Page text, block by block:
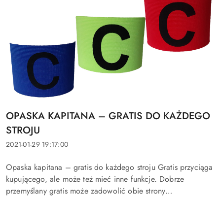
Tytuł
artykułu:
OPASKA KAPITANA – GRATIS DO KAŻDEGO
STROJU
Data
2021-01-29 19:17:00
Treść
artykułu:
Opaska kapitana – gratis do każdego stroju Gratis przyciąga
kupującego, ale może też mieć inne funkcje. Dobrze
przemyślany gratis może zadowolić obie strony